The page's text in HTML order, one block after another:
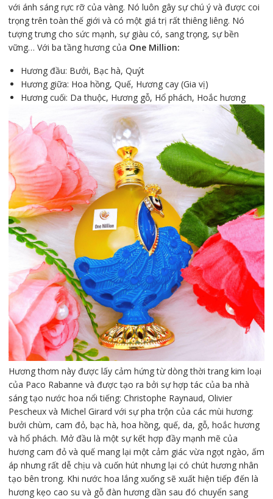
với ánh sáng rực rỡ của vàng. Nó luôn gây sự chú ý và được coi
trọng trên toàn thế giới và có một giá trị rất thiêng liêng. Nó
tượng trưng cho sức mạnh, sự giàu có, sang trọng, sự bền
vững… Với ba tầng hương của One Million:
Hương đầu: Bưởi, Bạc hà, Quýt
Hương giữa: Hoa hồng, Quế, Hương cay (Gia vị)
Hương cuối: Da thuộc, Hương gỗ, Hổ phách, Hoắc hương
Hương thơm này được lấy cảm hứng từ dòng thời trang kim loại
của Paco Rabanne và được tạo ra bởi sự hợp tác của ba nhà
sáng tạo nước hoa nổi tiếng: Christophe Raynaud, Olivier
Pescheux và Michel Girard với sự pha trộn của các mùi hương:
bưởi chùm, cam đỏ, bạc hà, hoa hồng, quế, da, gỗ, hoắc hương
và hổ phách. Mở đầu là một sự kết hợp đầy mạnh mẽ của
hương cam đỏ và quế mang lại một cảm giác vừa ngọt ngào, ấm
áp nhưng rất dễ chịu và cuốn hút nhưng lại có chút hương nhân
tạo bên trong. Khi nước hoa lắng xuống sẽ xuất hiện tiếp đến là
hương kẹo cao su và gỗ đàn hương dần sau đó chuyển sang